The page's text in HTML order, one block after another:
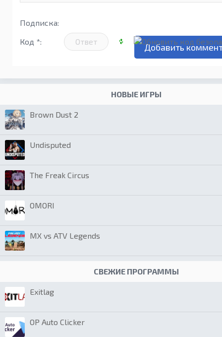
Подписка:
Код *:
НОВЫЕ ИГРЫ
Brown Dust 2
Undisputed
The Freak Circus
OMORI
MX vs ATV Legends
СВЕЖИЕ ПРОГРАММЫ
Exitlag
OP Auto Clicker